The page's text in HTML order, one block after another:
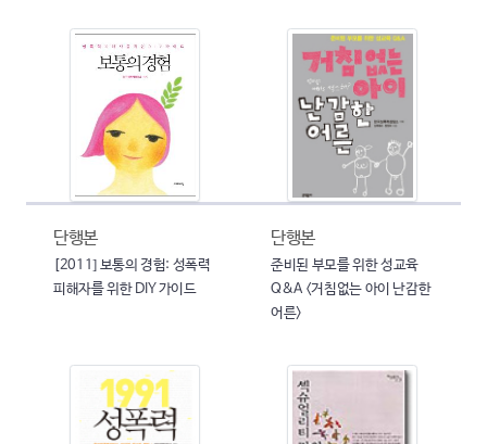
단행본
[2011] 보통의 경험: 성폭력
피해자를 위한 DIY 가이드
단행본
준비된 부모를 위한 성교육
Q&A <거침없는 아이 난감한
어른>